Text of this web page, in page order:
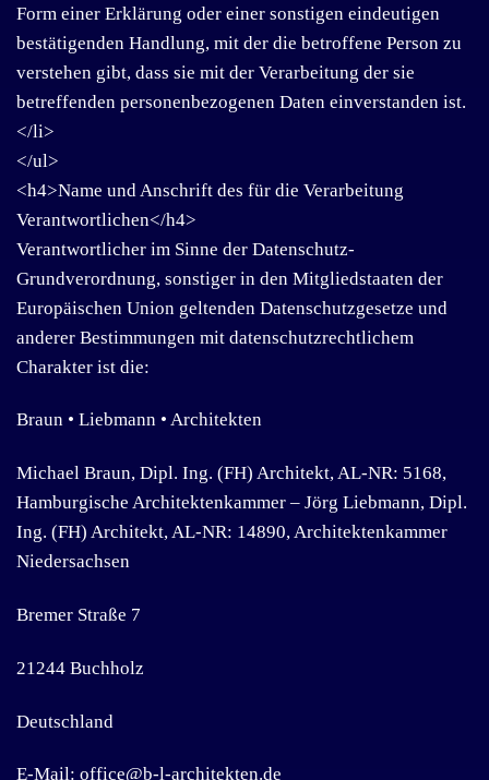
Form einer Erklärung oder einer sonstigen eindeutigen
bestätigenden Handlung, mit der die betroffene Person zu
verstehen gibt, dass sie mit der Verarbeitung der sie
betreffenden personenbezogenen Daten einverstanden ist.
</li>
</ul>
<h4>Name und Anschrift des für die Verarbeitung
Verantwortlichen</h4>
Verantwortlicher im Sinne der Datenschutz-
Grundverordnung, sonstiger in den Mitgliedstaaten der
Europäischen Union geltenden Datenschutzgesetze und
anderer Bestimmungen mit datenschutzrechtlichem
Charakter ist die:
Braun • Liebmann • Architekten
Michael Braun, Dipl. Ing. (FH) Architekt, AL-NR: 5168,
Hamburgische Architektenkammer – Jörg Liebmann, Dipl.
Ing. (FH) Architekt, AL-NR: 14890, Architektenkammer
Niedersachsen
Bremer Straße 7
21244 Buchholz
Deutschland
E-Mail: office@b-l-architekten.de